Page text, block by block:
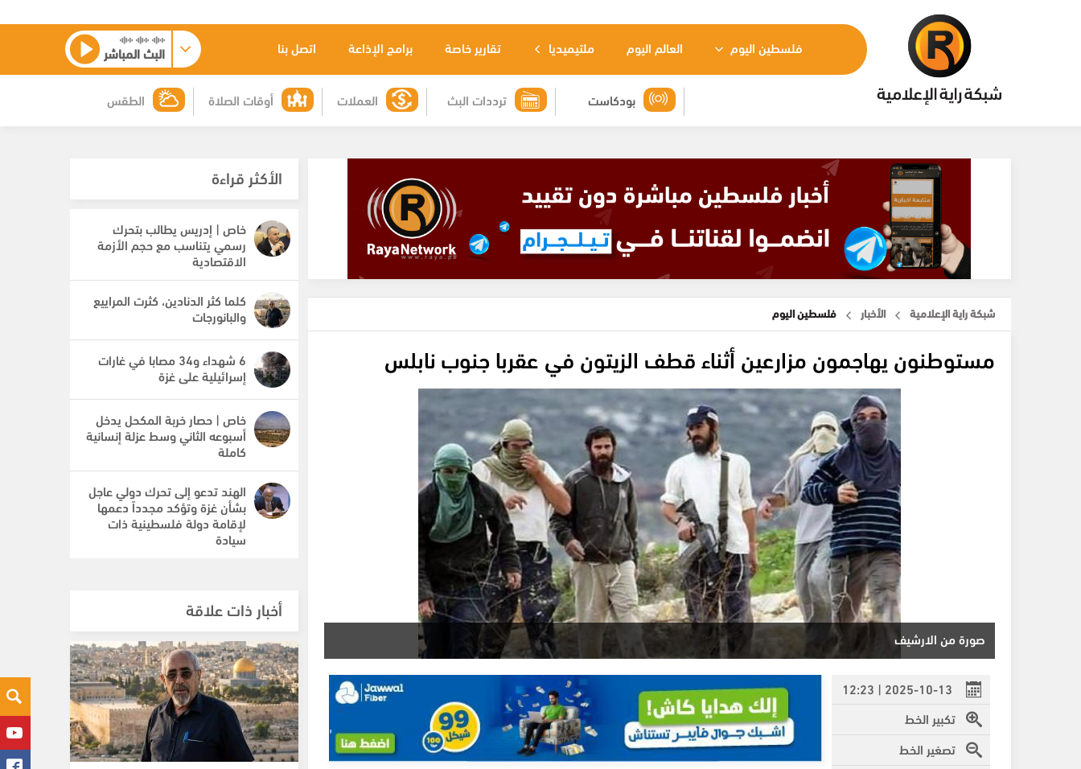
فلسطين اليوم العالم اليوم ملتيميديا تقارير خاصة برامج الإذاعة اتصل بنا البث المباشر
الطقس أوقات الصلاة العملات ترددات البث بودكاست
شبكة راية الإعلامية الأخبار فلسطين اليوم
مستوطنون يهاجمون مزارعين أثناء قطف الزيتون في عقربا جنوب نابلس
صورة من الارشيف
2025-10-13 | 12:23
تكبير الخط
تصغير الخط
الأكثر قراءة
خاص | إدريس يطالب بتحرك
رسمي يتناسب مع حجم الأزمة
الاقتصادية
كلما كثر الدنادين، كثرت المراييع
والبانورجات
6 شهداء و34 مصابا في غارات
إسرائيلية على غزة
خاص | حصار خربة المكحل يدخل
أسبوعه الثاني وسط عزلة إنسانية
كاملة
الهند تدعو إلى تحرك دولي عاجل
بشأن غزة وتؤكد مجدداً دعمها
لإقامة دولة فلسطينية ذات
سيادة
أخبار ذات علاقة